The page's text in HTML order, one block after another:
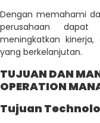
Dengan memahami
perusahaan dapat
meningkatkan
yang berkelanjutan.
TUJUAN DAN
OPERATION
Tujuan